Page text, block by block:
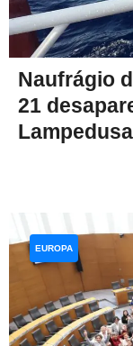
Naufrágio
21
Lampedusa
EUROPA